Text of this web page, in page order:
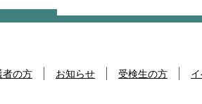
者の方 お知らせ 受検生の方